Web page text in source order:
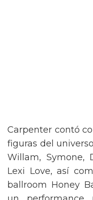
Carpenter contó
figuras del universo
Willam, Symone,
Lexi Love, así
ballroom Honey